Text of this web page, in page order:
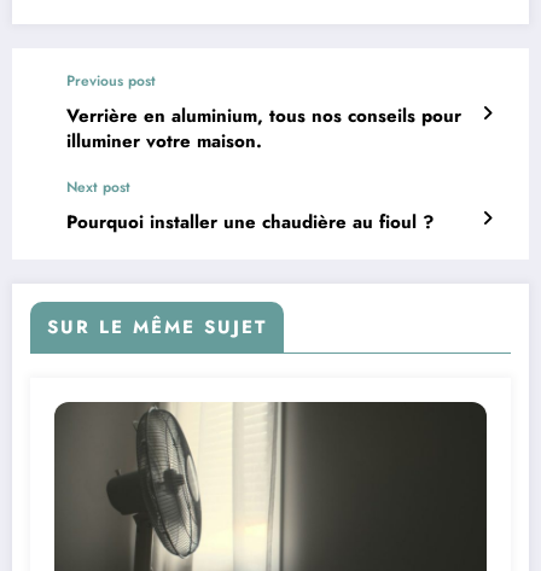
Previous post
Verrière en aluminium, tous nos conseils pour
illuminer votre maison.
Next post
Pourquoi installer une chaudière au fioul ?
SUR LE MÊME SUJET